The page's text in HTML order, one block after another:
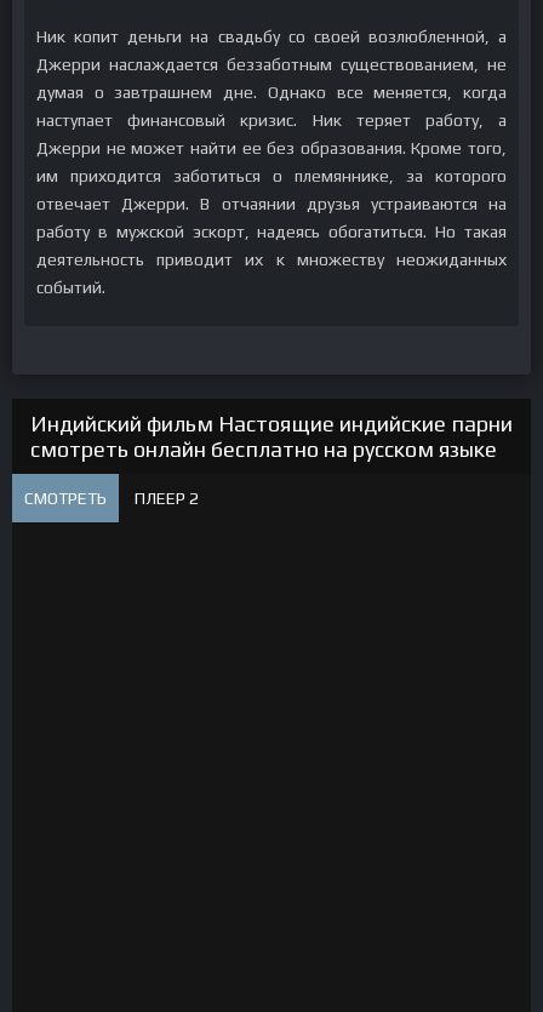
Ник копит деньги на свадьбу со своей возлюбленной, а
Джерри наслаждается беззаботным существованием, не
думая о завтрашнем дне. Однако все меняется, когда
наступает финансовый кризис. Ник теряет работу, а
Джерри не может найти ее без образования. Кроме того,
им приходится заботиться о племяннике, за которого
отвечает Джерри. В отчаянии друзья устраиваются на
работу в мужской эскорт, надеясь обогатиться. Но такая
деятельность приводит их к множеству неожиданных
событий.
Индийский фильм Настоящие индийские парни
смотреть онлайн бесплатно на русском языке
СМОТРЕТЬ ПЛЕЕР 2